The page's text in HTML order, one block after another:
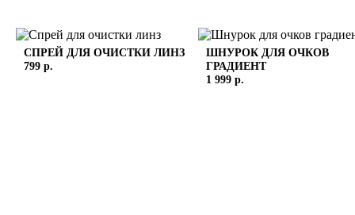
СПРЕЙ ДЛЯ ОЧИСТКИ ЛИНЗ
799 р.
ШНУРОК ДЛЯ ОЧКОВ
ГРАДИЕНТ
1 999 р.